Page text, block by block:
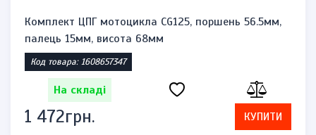
Комплект ЦПГ мотоцикла CG125, поршень 56.5мм,
палець 15мм, висота 68мм
Код товара: 1608657347
На складі
1 472грн. КУПИТИ